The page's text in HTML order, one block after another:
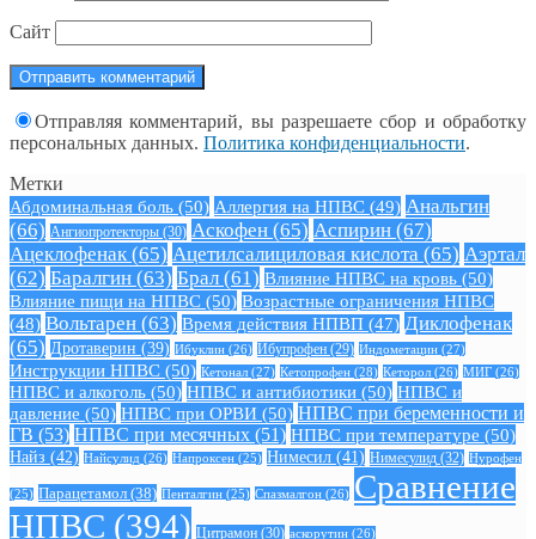
Сайт
Отправляя комментарий, вы разрешаете сбор и обработку
персональных данных. Политика конфиденциальности.
Метки
Абдоминальная боль (50) Аллергия на НПВС (49) Анальгин
(66) Ангиопротекторы (30) Аскофен (65) Аспирин (67)
Ацеклофенак (65) Ацетилсалициловая кислота (65) Аэртал
(62) Баралгин (63) Брал (61) Влияние НПВС на кровь (50)
Влияние пищи на НПВС (50) Возрастные ограничения НПВС
(48) Вольтарен (63) Время действия НПВП (47) Диклофенак
(65) Дротаверин (39) Ибуклин (26) Ибупрофен (29) Индометацин (27)
Инструкции НПВС (50) Кетонал (27) Кетопрофен (28) Кеторол (26) МИГ (26)
НПВС и алкоголь (50) НПВС и антибиотики (50) НПВС и
давление (50) НПВС при ОРВИ (50) НПВС при беременности и
ГВ (53) НПВС при месячных (51) НПВС при температуре (50)
Найз (42) Найсулид (26) Напроксен (25) Нимесил (41) Нимесулид (32) Нурофен
(25) Парацетамол (38) Пенталгин (25) Спазмалгон (26) Сравнение
НПВС (394) Цитрамон (30) аскорутин (26)